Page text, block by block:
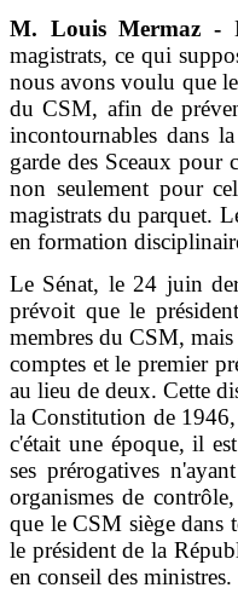
M. Louis Mermaz -
magistrats, ce qui
nous avons voulu que
du CSM, afin de
incontournables dans
garde des Sceaux pour
non seulement pour
magistrats du parquet.
en formation
Le Sénat, le 24 juin
prévoit que le
membres du CSM,
comptes et le premier
au lieu de deux. Cette
la Constitution de
c'était une époque, il
ses prérogatives
organismes de
que le CSM siège dans
le président de la
en conseil des ministres.